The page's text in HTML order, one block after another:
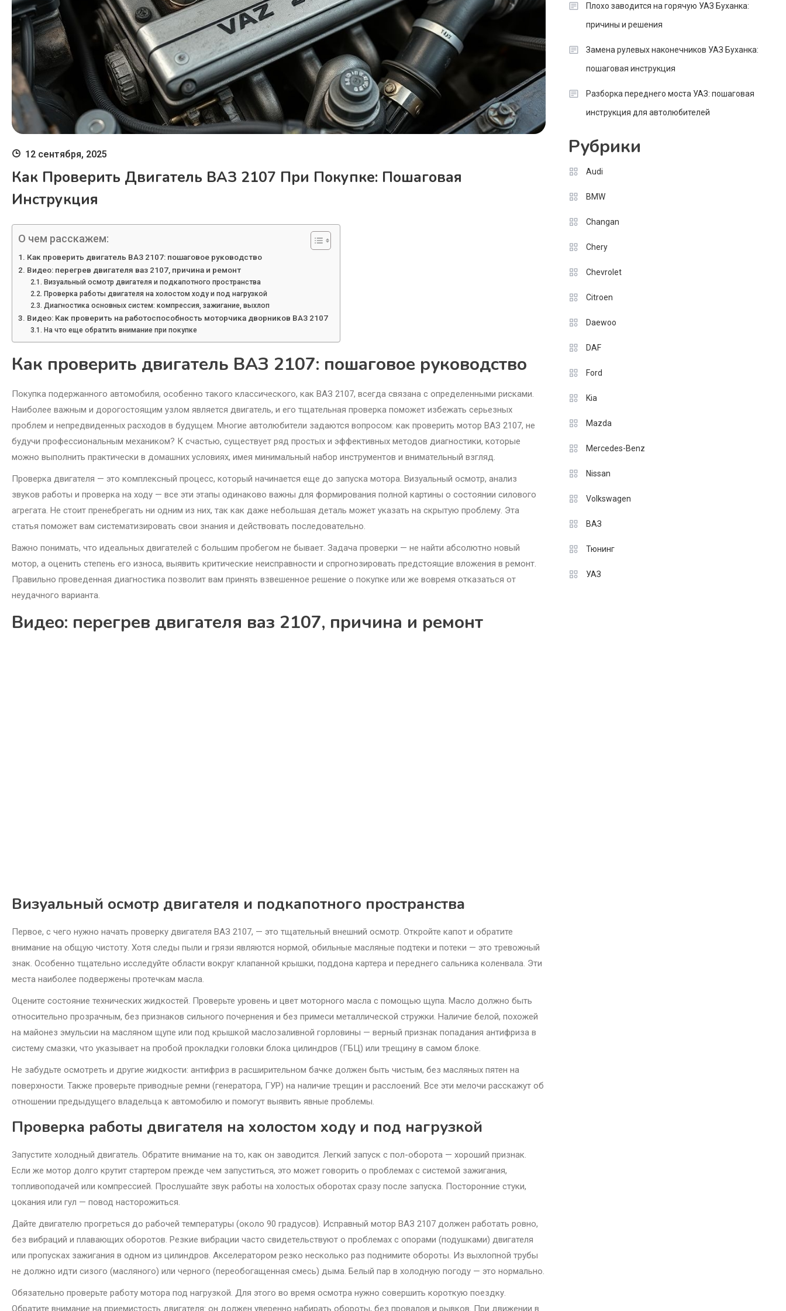
12 сентября, 2025
Как Проверить Двигатель ВАЗ 2107 При Покупке: Пошаговая
Инструкция
О чем расскажем:
Как проверить двигатель ВАЗ 2107: пошаговое руководство
Видео: перегрев двигателя ваз 2107, причина и ремонт
Визуальный осмотр двигателя и подкапотного пространства
Проверка работы двигателя на холостом ходу и под нагрузкой
Диагностика основных систем: компрессия, зажигание, выхлоп
Видео: Как проверить на работоспособность моторчика дворников ВАЗ 2107
На что еще обратить внимание при покупке
Как проверить двигатель ВАЗ 2107: пошаговое руководство
Покупка подержанного автомобиля, особенно такого классического, как ВАЗ 2107, всегда связана с определенными рисками.
Наиболее важным и дорогостоящим узлом является двигатель, и его тщательная проверка поможет избежать серьезных
проблем и непредвиденных расходов в будущем. Многие автолюбители задаются вопросом: как проверить мотор ВАЗ 2107, не
будучи профессиональным механиком? К счастью, существует ряд простых и эффективных методов диагностики, которые
можно выполнить практически в домашних условиях, имея минимальный набор инструментов и внимательный взгляд.
Проверка двигателя — это комплексный процесс, который начинается еще до запуска мотора. Визуальный осмотр, анализ
звуков работы и проверка на ходу — все эти этапы одинаково важны для формирования полной картины о состоянии силового
агрегата. Не стоит пренебрегать ни одним из них, так как даже небольшая деталь может указать на скрытую проблему. Эта
статья поможет вам систематизировать свои знания и действовать последовательно.
Важно понимать, что идеальных двигателей с большим пробегом не бывает. Задача проверки — не найти абсолютно новый
мотор, а оценить степень его износа, выявить критические неисправности и спрогнозировать предстоящие вложения в ремонт.
Правильно проведенная диагностика позволит вам принять взвешенное решение о покупке или же вовремя отказаться от
неудачного варианта.
Видео: перегрев двигателя ваз 2107, причина и ремонт
Визуальный осмотр двигателя и подкапотного пространства
Первое, с чего нужно начать проверку двигателя ВАЗ 2107, — это тщательный внешний осмотр. Откройте капот и обратите
внимание на общую чистоту. Хотя следы пыли и грязи являются нормой, обильные масляные подтеки и потеки — это тревожный
знак. Особенно тщательно исследуйте области вокруг клапанной крышки, поддона картера и переднего сальника коленвала. Эти
места наиболее подвержены протечкам масла.
Оцените состояние технических жидкостей. Проверьте уровень и цвет моторного масла с помощью щупа. Масло должно быть
относительно прозрачным, без признаков сильного почернения и без примеси металлической стружки. Наличие белой, похожей
на майонез эмульсии на масляном щупе или под крышкой маслозаливной горловины — верный признак попадания антифриза в
систему смазки, что указывает на пробой прокладки головки блока цилиндров (ГБЦ) или трещину в самом блоке.
Не забудьте осмотреть и другие жидкости: антифриз в расширительном бачке должен быть чистым, без масляных пятен на
поверхности. Также проверьте приводные ремни (генератора, ГУР) на наличие трещин и расслоений. Все эти мелочи расскажут об
отношении предыдущего владельца к автомобилю и помогут выявить явные проблемы.
Проверка работы двигателя на холостом ходу и под нагрузкой
Запустите холодный двигатель. Обратите внимание на то, как он заводится. Легкий запуск с пол-оборота — хороший признак.
Если же мотор долго крутит стартером прежде чем запуститься, это может говорить о проблемах с системой зажигания,
топливоподачей или компрессией. Прослушайте звук работы на холостых оборотах сразу после запуска. Посторонние стуки,
цокания или гул — повод насторожиться.
Дайте двигателю прогреться до рабочей температуры (около 90 градусов). Исправный мотор ВАЗ 2107 должен работать ровно,
без вибраций и плавающих оборотов. Резкие вибрации часто свидетельствуют о проблемах с опорами (подушками) двигателя
или пропусках зажигания в одном из цилиндров. Акселератором резко несколько раз поднимите обороты. Из выхлопной трубы
не должно идти сизого (масляного) или черного (переобогащенная смесь) дыма. Белый пар в холодную погоду — это нормально.
Обязательно проверьте работу мотора под нагрузкой. Для этого во время осмотра нужно совершить короткую поездку.
Обратите внимание на приемистость двигателя: он должен уверенно набирать обороты, без провалов и рывков. При движении в
Плохо заводится на горячую УАЗ Буханка:
причины и решения
Замена рулевых наконечников УАЗ Буханка:
пошаговая инструкция
Разборка переднего моста УАЗ: пошаговая
инструкция для автолюбителей
Рубрики
Audi
BMW
Changan
Chery
Chevrolet
Citroen
Daewoo
DAF
Ford
Kia
Mazda
Mercedes-Benz
Nissan
Volkswagen
ВАЗ
Тюнинг
УАЗ